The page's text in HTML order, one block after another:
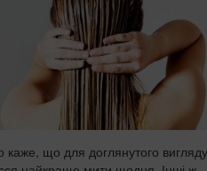
каже, що для доглянутого вигляду